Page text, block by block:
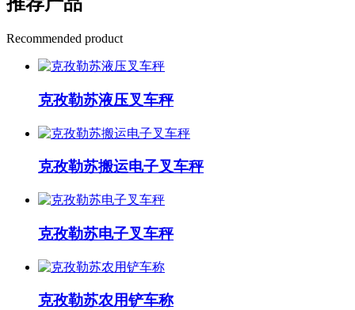
Recommended product
克孜勒苏液压叉车秤
克孜勒苏搬运电子叉车秤
克孜勒苏电子叉车秤
克孜勒苏农用铲车称